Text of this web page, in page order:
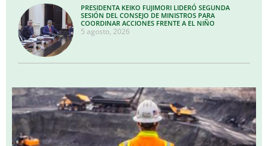
PRESIDENTA KEIKO FUJIMORI LIDERÓ SEGUNDA
SESIÓN DEL CONSEJO DE MINISTROS PARA
COORDINAR ACCIONES FRENTE A EL NIÑO
5 agosto, 2026